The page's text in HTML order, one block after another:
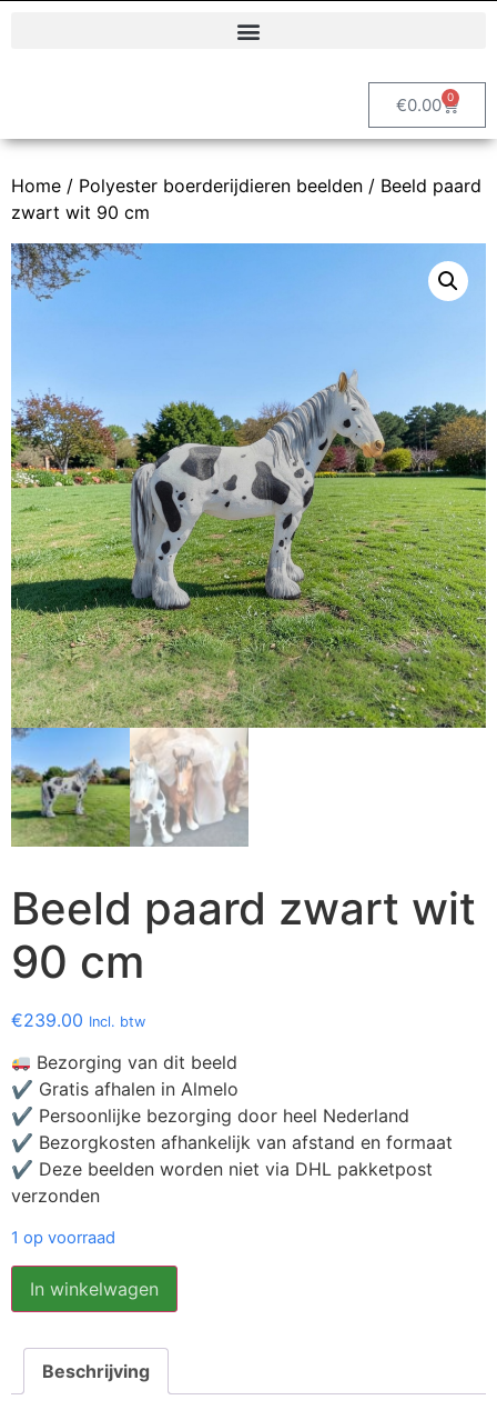
€0.00 0
Home / Polyester boerderijdieren beelden / Beeld paard
zwart wit 90 cm
Beeld paard zwart wit
90 cm
€239.00 Incl. btw
Bezorging van dit beeld
✔ Gratis afhalen in Almelo
✔ Persoonlijke bezorging door heel Nederland
✔ Bezorgkosten afhankelijk van afstand en formaat
✔ Deze beelden worden niet via DHL pakketpost
verzonden
1 op voorraad
In winkelwagen
Beschrijving